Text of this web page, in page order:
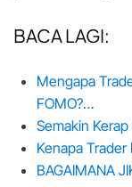
BACA LAGI:
Mengapa
FOMO?…
Semakin
Kenapa
BAGAIMANA